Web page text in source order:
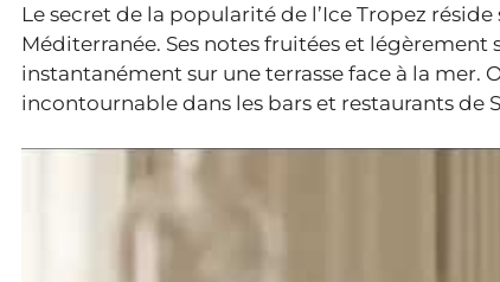
Le secret de la popularité de l’Ice Tropez
Méditerranée. Ses notes fruitées et
instantanément sur une terrasse face à la
incontournable dans les bars et restaurants de